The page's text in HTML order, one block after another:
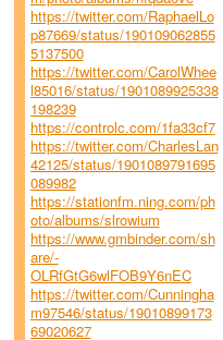
https://twitter.com/RaphaelLo
p87669/status/190109062855
5137500
https://twitter.com/CarolWhee
l85016/status/1901089925338
198239
https://controlc.com/1fa33cf7
https://twitter.com/CharlesLan
42125/status/1901089791695
089982
https://stationfm.ning.com/ph
oto/albums/slrowium
https://www.gmbinder.com/sh
are/-
OLRfGtG6wlFOB9Y6nEC
https://twitter.com/Cunningha
m97546/status/19010899173
69020627